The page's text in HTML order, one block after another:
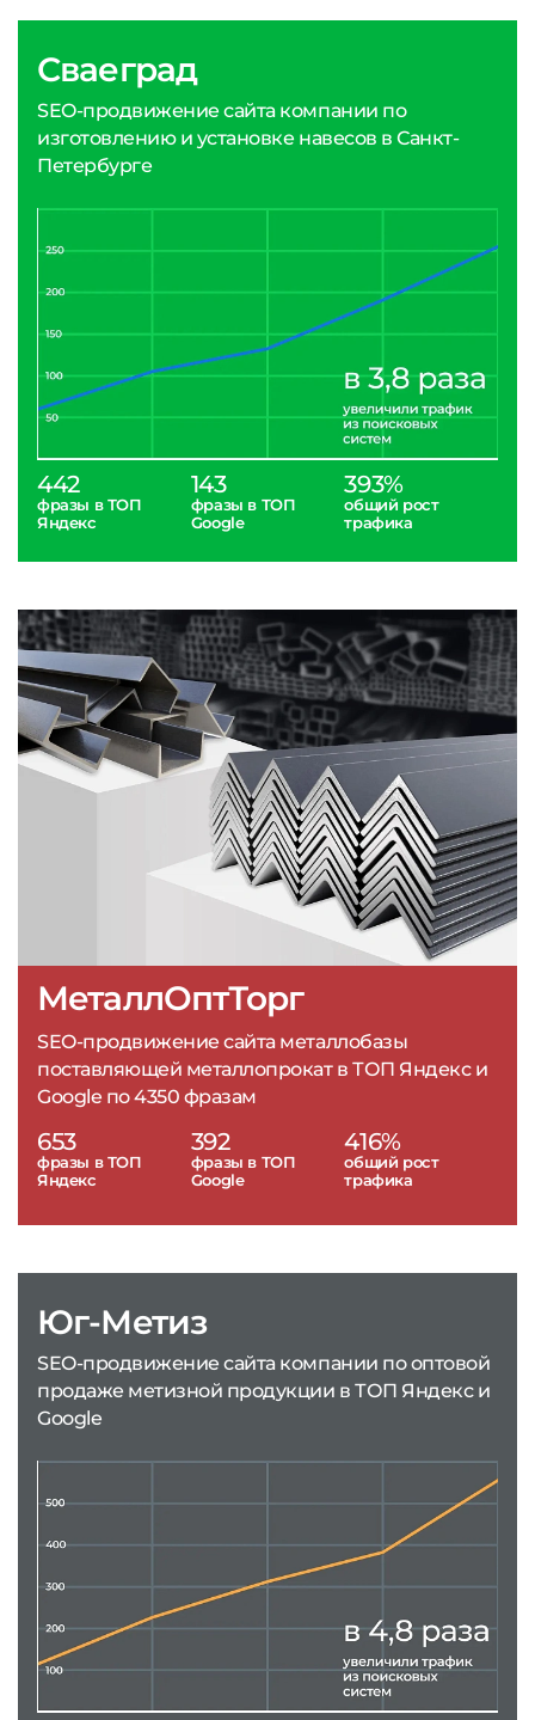
МеталлОптТорг
SEO-продвижение сайта металлобазы
поставляющей металлопрокат в ТОП Яндекс и
Google по 4350 фразам
653
фразы в ТОП
Яндекс
392
фразы в ТОП
Google
416%
общий рост
трафика
Сваеград
SEO-продвижение сайта компании по
изготовлению и установке навесов в Санкт-
Петербурге
442
фразы в ТОП
Яндекс
143
фразы в ТОП
Google
393%
общий рост
трафика
Юг-Метиз
SEO-продвижение сайта компании по оптовой
продаже метизной продукции в ТОП Яндекс и
Google